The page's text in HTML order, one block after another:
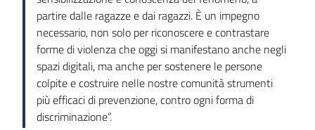
partire dalle ragazze e dai ragazzi. È un impegno
necessario, non solo per riconoscere e contrastare
forme di violenza che oggi si manifestano anche negli
spazi digitali, ma anche per sostenere le persone
colpite e costruire nelle nostre comunità strumenti
più efficaci di prevenzione, contro ogni forma di
discriminazione”.